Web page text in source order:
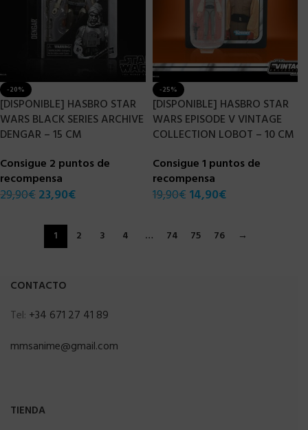
-20%
[DISPONIBLE] HASBRO STAR
WARS BLACK SERIES ARCHIVE
DENGAR – 15 CM
Consigue 2 puntos de
recompensa
29,90€ 23,90€
-25%
[DISPONIBLE] HASBRO STAR
WARS EPISODE V VINTAGE
COLLECTION LOBOT – 10 CM
Consigue 1 puntos de
recompensa
19,90€ 14,90€
1 2 3 4 … 74 75 76 →
CONTACTO
Tel: +34 671 27 41 89
mmsanime@gmail.com
TIENDA